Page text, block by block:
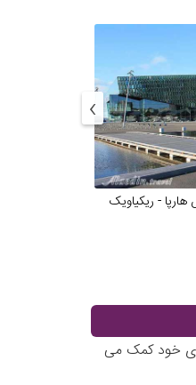
- ریکیاویک
›
خود کمک می